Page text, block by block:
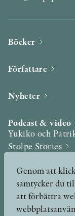
Böcker
Författare
Nyheter
Podcast & video
Yukiko och
Stolpe Stories
Utmärkelser &
Utmärkelser
Övriga format
Genom att
samtycker du
att förbättra